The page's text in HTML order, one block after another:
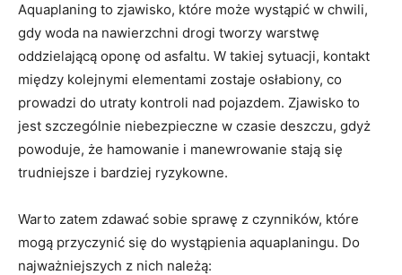
Aquaplaning to zjawisko, które może wystąpić w chwili,
gdy woda na nawierzchni drogi tworzy warstwę
oddzielającą oponę od asfaltu. W takiej sytuacji, kontakt
między kolejnymi elementami zostaje osłabiony, co
prowadzi do utraty kontroli nad pojazdem. Zjawisko to
jest szczególnie niebezpieczne w czasie deszczu, gdyż
powoduje, że hamowanie i manewrowanie stają się
trudniejsze i bardziej ryzykowne.
Warto zatem zdawać sobie sprawę z czynników, które
mogą przyczynić się do wystąpienia aquaplaningu. Do
najważniejszych z nich należą: